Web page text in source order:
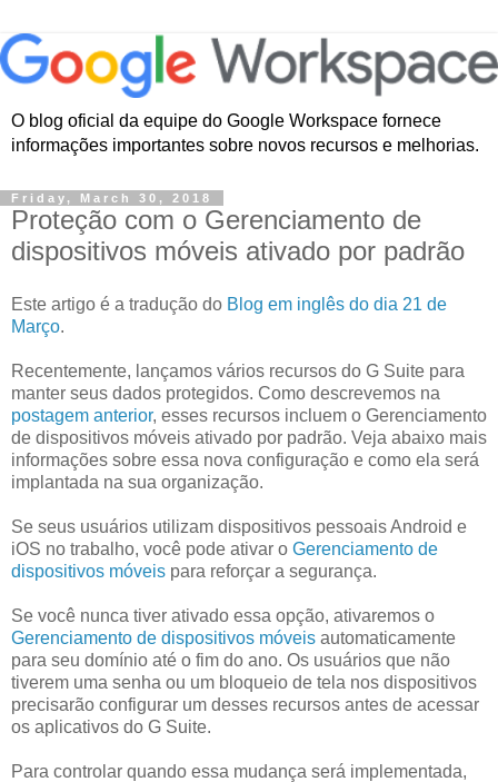
O blog oficial da equipe do Google Workspace fornece
informações importantes sobre novos recursos e melhorias.
Friday, March 30, 2018
Proteção com o Gerenciamento de
dispositivos móveis ativado por padrão
Este artigo é a tradução do Blog em inglês do dia 21 de
Março.
Recentemente, lançamos vários recursos do G Suite para
manter seus dados protegidos. Como descrevemos na
postagem anterior, esses recursos incluem o Gerenciamento
de dispositivos móveis ativado por padrão. Veja abaixo mais
informações sobre essa nova configuração e como ela será
implantada na sua organização.
Se seus usuários utilizam dispositivos pessoais Android e
iOS no trabalho, você pode ativar o Gerenciamento de
dispositivos móveis para reforçar a segurança.
Se você nunca tiver ativado essa opção, ativaremos o
Gerenciamento de dispositivos móveis automaticamente
para seu domínio até o fim do ano. Os usuários que não
tiverem uma senha ou um bloqueio de tela nos dispositivos
precisarão configurar um desses recursos antes de acessar
os aplicativos do G Suite.
Para controlar quando essa mudança será implementada,